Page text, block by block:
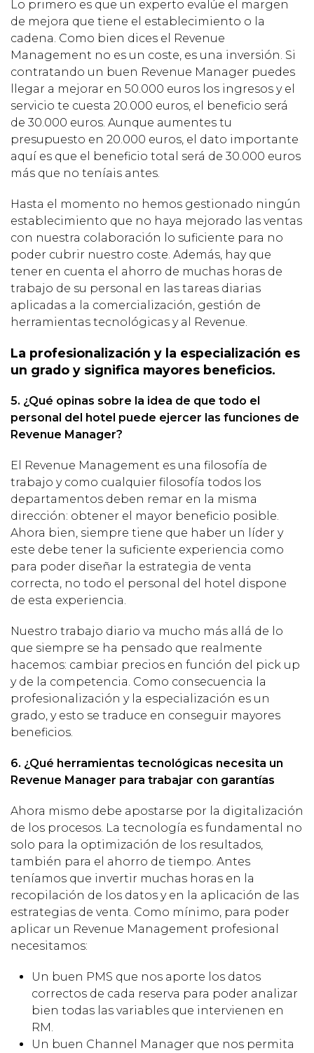
Lo primero es que un experto evalúe el margen
de mejora que tiene el establecimiento o la
cadena. Como bien dices el Revenue
Management no es un coste, es una inversión. Si
contratando un buen Revenue Manager puedes
llegar a mejorar en 50.000 euros los ingresos y el
servicio te cuesta 20.000 euros, el beneficio será
de 30.000 euros. Aunque aumentes tu
presupuesto en 20.000 euros, el dato importante
aquí es que el beneficio total será de 30.000 euros
más que no teníais antes.
Hasta el momento no hemos gestionado ningún
establecimiento que no haya mejorado las ventas
con nuestra colaboración lo suficiente para no
poder cubrir nuestro coste. Además, hay que
tener en cuenta el ahorro de muchas horas de
trabajo de su personal en las tareas diarias
aplicadas a la comercialización, gestión de
herramientas tecnológicas y al Revenue.
La profesionalización y la especialización es
un grado y significa mayores beneficios.
5. ¿Qué opinas sobre la idea de que todo el
personal del hotel puede ejercer las funciones de
Revenue Manager?
El Revenue Management es una filosofía de
trabajo y como cualquier filosofía todos los
departamentos deben remar en la misma
dirección: obtener el mayor beneficio posible.
Ahora bien, siempre tiene que haber un líder y
este debe tener la suficiente experiencia como
para poder diseñar la estrategia de venta
correcta, no todo el personal del hotel dispone
de esta experiencia.
Nuestro trabajo diario va mucho más allá de lo
que siempre se ha pensado que realmente
hacemos: cambiar precios en función del pick up
y de la competencia. Como consecuencia la
profesionalización y la especialización es un
grado, y esto se traduce en conseguir mayores
beneficios.
6. ¿Qué herramientas tecnológicas necesita un
Revenue Manager para trabajar con garantías
Ahora mismo debe apostarse por la digitalización
de los procesos. La tecnología es fundamental no
solo para la optimización de los resultados,
también para el ahorro de tiempo. Antes
teníamos que invertir muchas horas en la
recopilación de los datos y en la aplicación de las
estrategias de venta. Como mínimo, para poder
aplicar un Revenue Management profesional
necesitamos:
Un buen PMS que nos aporte los datos
correctos de cada reserva para poder analizar
bien todas las variables que intervienen en
RM.
Un buen Channel Manager que nos permita